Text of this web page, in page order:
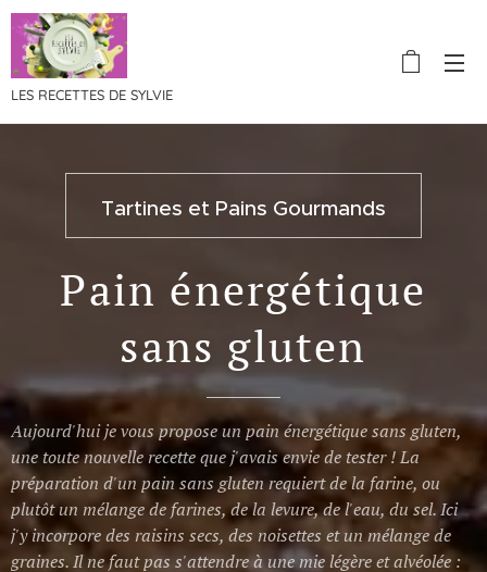
LES RECETTES DE SYLVIE
Tartines et Pains Gourmands
Pain énergétique
sans gluten
Aujourd'hui je vous propose un pain énergétique sans gluten,
une toute nouvelle recette que j'avais envie de tester ! La
préparation d'un pain sans gluten requiert de la farine, ou
plutôt un mélange de farines, de la levure, de l'eau, du sel. Ici
j'y incorpore des raisins secs, des noisettes et un mélange de
graines. Il ne faut pas s'attendre à une mie légère et alvéolée :